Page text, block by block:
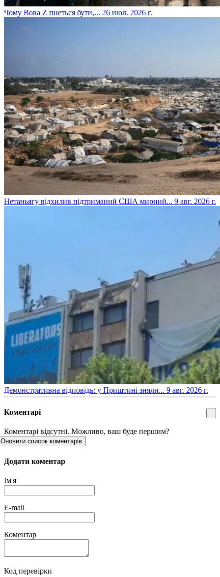
​Чому Вова Z пнеться бути,... 26 июл. 2026 г.
​Нетаньягу відхилив підтриманий США мирний... 9 авг. 2026 г.
​Демонстративна відповідь: у Приштині зняли... 9 авг. 2026 г.
Коментарі
Коментарі відсутні. Можливо, ваш буде першим?
Оновити список коментарів
Додати коментар
Ім'я
E-mail
Коментар
Код перевірки